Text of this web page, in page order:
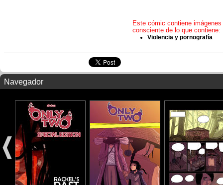
Este cómic contiene
consciente de lo que contiene:
Violencia y pornografía
Navegador